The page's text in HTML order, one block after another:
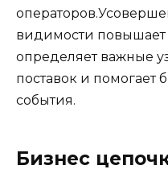
видимости повышает
определяет важные
поставок и помогает
события.
Бизнес